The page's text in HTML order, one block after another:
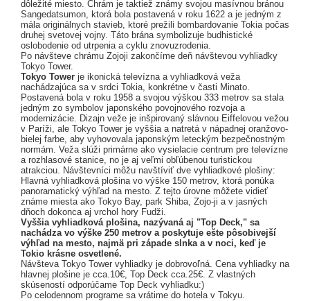
dôležité miesto. Chrám je taktiež známy svojou masívnou bránou
Sangedatsumon, ktorá bola postavená v roku 1622 a je jedným z
mála originálnych stavieb, ktoré prežili bombardovanie Tokia počas
druhej svetovej vojny. Táto brána symbolizuje budhistické
oslobodenie od utrpenia a cyklu znovuzrodenia.
Po návšteve chrámu Zojoji zakončíme deň návštevou vyhliadky
Tokyo Tower.
Tokyo Tower je ikonická televízna a vyhliadková veža
nachádzajúca sa v srdci Tokia, konkrétne v časti Minato.
Postavená bola v roku 1958 a svojou výškou 333 metrov sa stala
jedným zo symbolov japonského povojnového rozvoja a
modernizácie. Dizajn veže je inšpirovaný slávnou Eiffelovou vežou
v Paríži, ale Tokyo Tower je vyššia a natretá v nápadnej oranžovo-
bielej farbe, aby vyhovovala japonským leteckým bezpečnostným
normám. Veža slúži primárne ako vysielacie centrum pre televízne
a rozhlasové stanice, no je aj veľmi obľúbenou turistickou
atrakciou. Návštevníci môžu navštíviť dve vyhliadkové plošiny:
Hlavná vyhliadková plošina vo výške 150 metrov, ktorá ponúka
panoramatický výhľad na mesto. Z tejto úrovne môžete vidieť
známe miesta ako Tokyo Bay, park Shiba, Zojo-ji a v jasných
dňoch dokonca aj vrchol hory Fudži.
Vyššia vyhliadková plošina, nazývaná aj "Top Deck," sa
nachádza vo výške 250 metrov a poskytuje ešte pôsobivejší
výhľad na mesto, najmä pri západe slnka a v noci, keď je
Tokio krásne osvetlené.
Návšteva Tokyo Tower vyhliadky je dobrovoľná. Cena vyhliadky na
hlavnej plošine je cca.10€, Top Deck cca.25€. Z vlastných
skúseností odporúčame Top Deck vyhliadku:)
Po celodennom programe sa vrátime do hotela v Tokyu.